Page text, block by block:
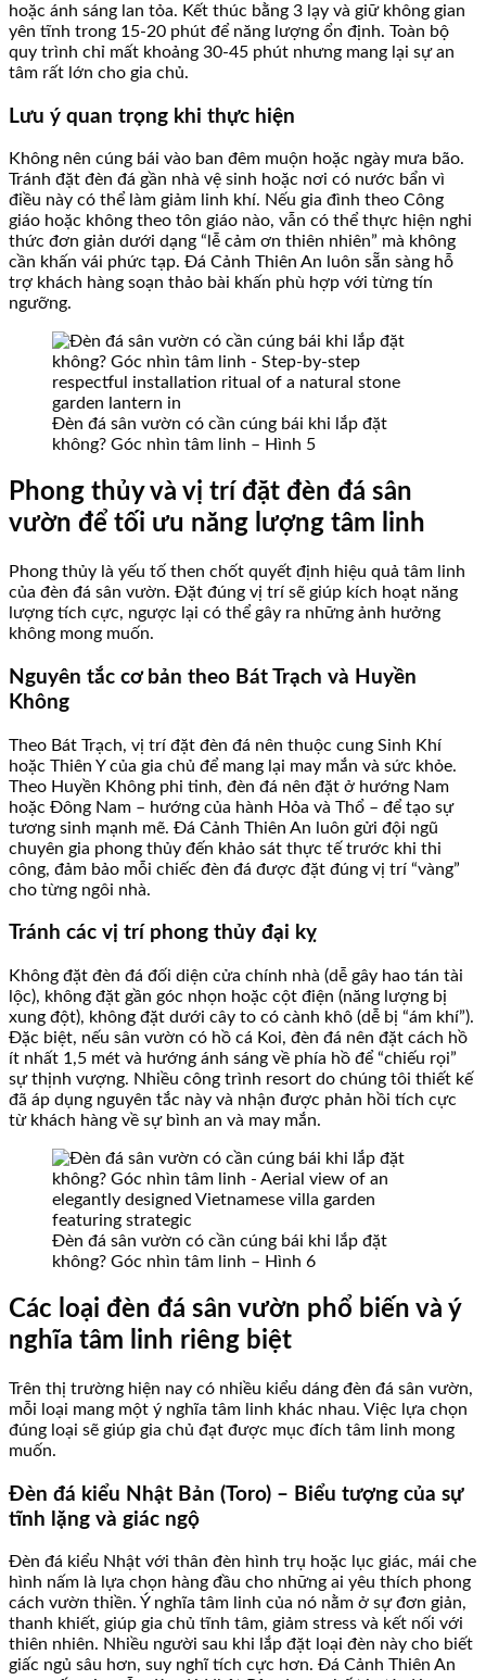
hoặc ánh sáng lan tỏa. Kết thúc bằng 3 lạy và giữ không gian
yên tĩnh trong 15-20 phút để năng lượng ổn định. Toàn bộ
quy trình chỉ mất khoảng 30-45 phút nhưng mang lại sự an
tâm rất lớn cho gia chủ.
Lưu ý quan trọng khi thực hiện
Không nên cúng bái vào ban đêm muộn hoặc ngày mưa bão.
Tránh đặt đèn đá gần nhà vệ sinh hoặc nơi có nước bẩn vì
điều này có thể làm giảm linh khí. Nếu gia đình theo Công
giáo hoặc không theo tôn giáo nào, vẫn có thể thực hiện nghi
thức đơn giản dưới dạng “lễ cảm ơn thiên nhiên” mà không
cần khấn vái phức tạp. Đá Cảnh Thiên An luôn sẵn sàng hỗ
trợ khách hàng soạn thảo bài khấn phù hợp với từng tín
ngưỡng.
Đèn đá sân vườn có cần cúng bái khi lắp đặt
không? Góc nhìn tâm linh – Hình 5
Phong thủy và vị trí đặt đèn đá sân
vườn để tối ưu năng lượng tâm linh
Phong thủy là yếu tố then chốt quyết định hiệu quả tâm linh
của đèn đá sân vườn. Đặt đúng vị trí sẽ giúp kích hoạt năng
lượng tích cực, ngược lại có thể gây ra những ảnh hưởng
không mong muốn.
Nguyên tắc cơ bản theo Bát Trạch và Huyền
Không
Theo Bát Trạch, vị trí đặt đèn đá nên thuộc cung Sinh Khí
hoặc Thiên Y của gia chủ để mang lại may mắn và sức khỏe.
Theo Huyền Không phi tinh, đèn đá nên đặt ở hướng Nam
hoặc Đông Nam – hướng của hành Hỏa và Thổ – để tạo sự
tương sinh mạnh mẽ. Đá Cảnh Thiên An luôn gửi đội ngũ
chuyên gia phong thủy đến khảo sát thực tế trước khi thi
công, đảm bảo mỗi chiếc đèn đá được đặt đúng vị trí “vàng”
cho từng ngôi nhà.
Tránh các vị trí phong thủy đại kỵ
Không đặt đèn đá đối diện cửa chính nhà (dễ gây hao tán tài
lộc), không đặt gần góc nhọn hoặc cột điện (năng lượng bị
xung đột), không đặt dưới cây to có cành khô (dễ bị “ám khí”).
Đặc biệt, nếu sân vườn có hồ cá Koi, đèn đá nên đặt cách hồ
ít nhất 1,5 mét và hướng ánh sáng về phía hồ để “chiếu rọi”
sự thịnh vượng. Nhiều công trình resort do chúng tôi thiết kế
đã áp dụng nguyên tắc này và nhận được phản hồi tích cực
từ khách hàng về sự bình an và may mắn.
Đèn đá sân vườn có cần cúng bái khi lắp đặt
không? Góc nhìn tâm linh – Hình 6
Các loại đèn đá sân vườn phổ biến và ý
nghĩa tâm linh riêng biệt
Trên thị trường hiện nay có nhiều kiểu dáng đèn đá sân vườn,
mỗi loại mang một ý nghĩa tâm linh khác nhau. Việc lựa chọn
đúng loại sẽ giúp gia chủ đạt được mục đích tâm linh mong
muốn.
Đèn đá kiểu Nhật Bản (Toro) – Biểu tượng của sự
tĩnh lặng và giác ngộ
Đèn đá kiểu Nhật với thân đèn hình trụ hoặc lục giác, mái che
hình nấm là lựa chọn hàng đầu cho những ai yêu thích phong
cách vườn thiền. Ý nghĩa tâm linh của nó nằm ở sự đơn giản,
thanh khiết, giúp gia chủ tĩnh tâm, giảm stress và kết nối với
thiên nhiên. Nhiều người sau khi lắp đặt loại đèn này cho biết
giấc ngủ sâu hơn, suy nghĩ tích cực hơn. Đá Cảnh Thiên An